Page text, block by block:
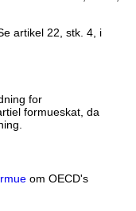
artikel 22, stk. 4, i
for
formueskat, da
om OECD's